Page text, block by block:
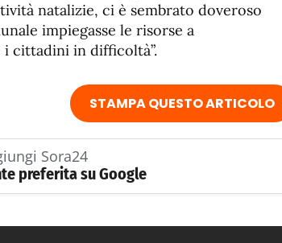
natalizie, ci è sembrato doveroso
impiegasse le risorse a
cittadini in difficoltà”.
STAMPA QUESTO ARTICOLO
Sora24
preferita su Google